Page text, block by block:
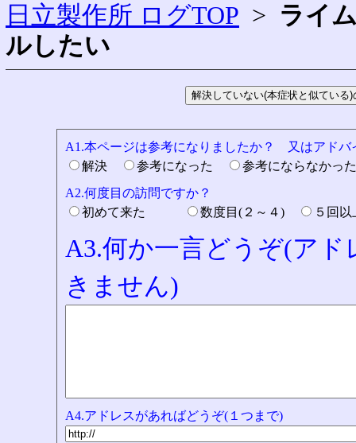
日立製作所 ログTOP > ライ
ルしたい
A1.本ページは参考になりましたか？ 又はアドバ
解決
参考になった
参考にならなか
A2.何度目の訪問ですか？
初めて来た
数度目(２～４) ５回
A3.何か一言どうぞ(ア
きません)
A4.アドレスがあればどうぞ(１つまで)